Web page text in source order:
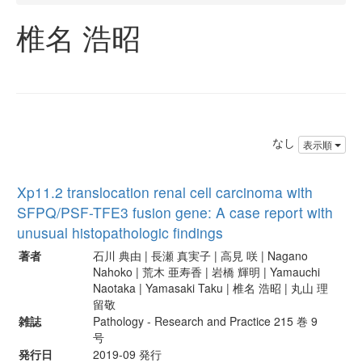
椎名 浩昭
なし 表示順
Xp11.2 translocation renal cell carcinoma with
SFPQ/PSF-TFE3 fusion gene: A case report with
unusual histopathologic findings
著者
石川 典由 | 長瀬 真実子 | 高見 咲 | Nagano
Nahoko | 荒木 亜寿香 | 岩橋 輝明 | Yamauchi
Naotaka | Yamasaki Taku | 椎名 浩昭 | 丸山 理
留敬
雑誌
Pathology - Research and Practice 215 巻 9
号
発行日
2019-09 発行